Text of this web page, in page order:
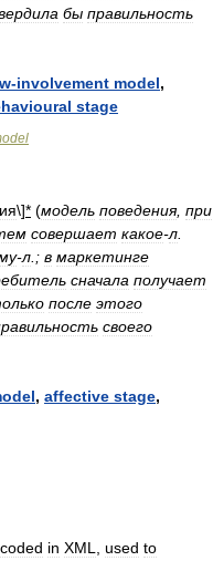
бы правильность
-involvement model,
stage
\]* (модель поведения, при
совершает какое-л
-л .; в маркетинге
сначала получает
после этого
своего
, affective stage,
in XML used to